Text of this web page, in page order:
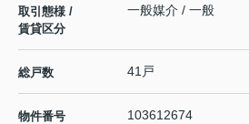
取引態様 /
賃貸区分
一般媒介 / 一般
総戸数 41戸
物件番号 103612674